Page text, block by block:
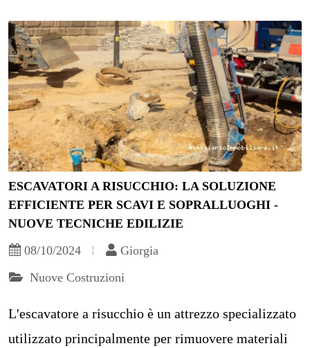
ESCAVATORI A RISUCCHIO: LA SOLUZIONE
EFFICIENTE PER SCAVI E SOPRALLUOGHI -
NUOVE TECNICHE EDILIZIE
08/10/2024
Giorgia
Nuove Costruzioni
L'escavatore a risucchio è un attrezzo specializzato
utilizzato principalmente per rimuovere materiali